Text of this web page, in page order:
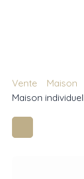
Vente Maison
Maison